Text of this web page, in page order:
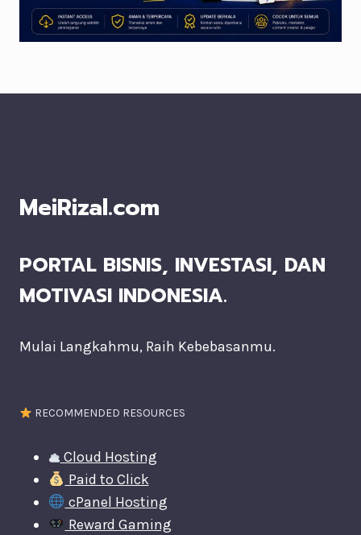
MeiRizal.com
PORTAL BISNIS, INVESTASI, DAN
MOTIVASI INDONESIA.
Mulai Langkahmu, Raih Kebebasanmu.
RECOMMENDED RESOURCES
Cloud Hosting
Paid to Click
cPanel Hosting
Reward Gaming